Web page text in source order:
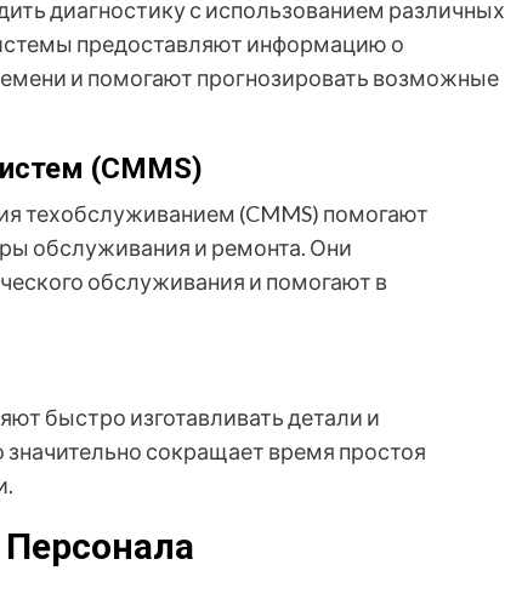
диагностику с использованием различных
предоставляют информацию о
и помогают прогнозировать возможные
(CMMS)
техобслуживанием (CMMS) помогают
обслуживания и ремонта. Они
обслуживания и помогают в
быстро изготавливать детали и
сокращает время простоя